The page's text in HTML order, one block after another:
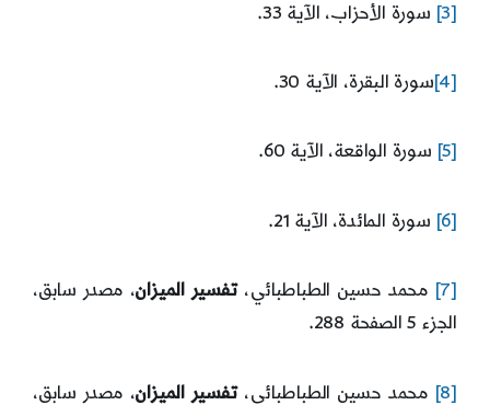
[3] سورة الأحزاب، الآية 33.
[4] سورة البقرة، الآية 30.
[5] سورة الواقعة، الآية 60.
[6] سورة المائدة، الآية 21.
[7] محمد حسين الطباطبائي،تفسير الميزان، مصدر سابق،
الجزء 5 الصفحة 288.
[8] محمد حسين الطباطبائي،تفسير الميزان، مصدر سابق،